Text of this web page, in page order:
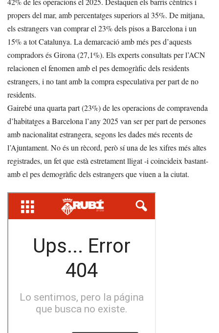
propers del mar, amb percentatges superiors al 35%. De mitjana,
els estrangers van comprar el 23% dels pisos a Barcelona i un
15% a tot Catalunya. La demarcació amb més pes d’aquests
compradors és Girona (27,1%). Els experts consultats per l’ACN
relacionen el fenomen amb el pes demogràfic dels residents
estrangers, i no tant amb la compra especulativa per part de no
residents.
Gairebé una quarta part (23%) de les operacions de compravenda
d’habitatges a Barcelona l’any 2025 van ser per part de persones
amb nacionalitat estrangera, segons les dades més recents de
l’Ajuntament. No és un rècord, però sí una de les xifres més altes
registrades, un fet que està estretament lligat -i coincideix bastant-
amb el pes demogràfic dels estrangers que viuen a la ciutat.